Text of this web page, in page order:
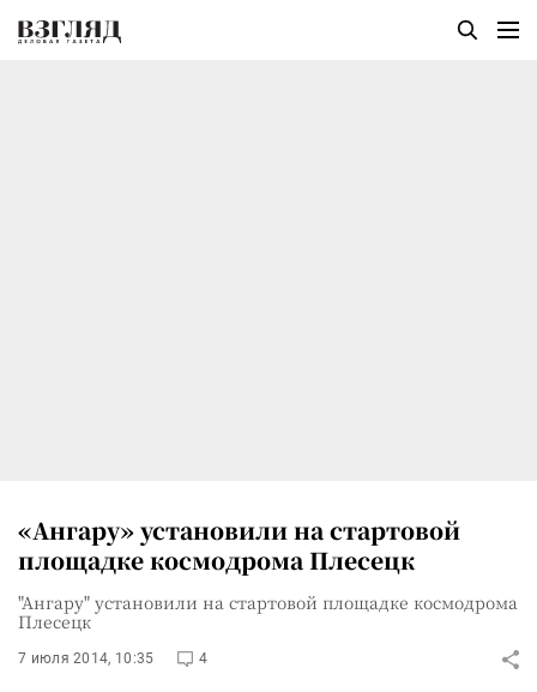
«Ангару» установили на стартовой
площадке космодрома Плесецк
"Ангару" установили на стартовой площадке космодрома
Плесецк
7 июля 2014, 10:35 4